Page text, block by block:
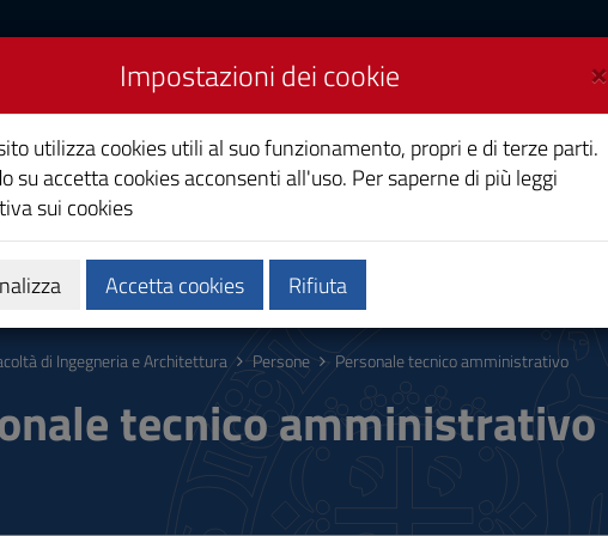
e Architettura
formativa Calendari e orari Servizi
di Ingegneria e Architettura Persone Personale tecnico amministrativo
tecnico amministrativo
×
Impostazioni dei cookie
utilizza cookies utili al suo funzionamento, propri e di terze parti.
su accetta cookies acconsenti all'uso. Per saperne di più leggi
sui cookies
Accetta cookies Rifiuta